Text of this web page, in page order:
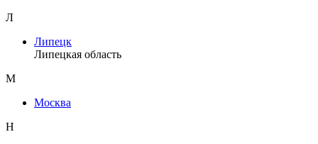
Л
Липецк
Липецкая область
М
Москва
Н